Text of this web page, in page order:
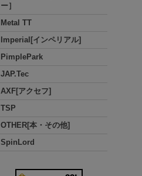
ー］
Metal TT
Imperial[インペリアル]
PimplePark
JAP.Tec
AXF[アクセフ]
TSP
OTHER[本・その他]
SpinLord